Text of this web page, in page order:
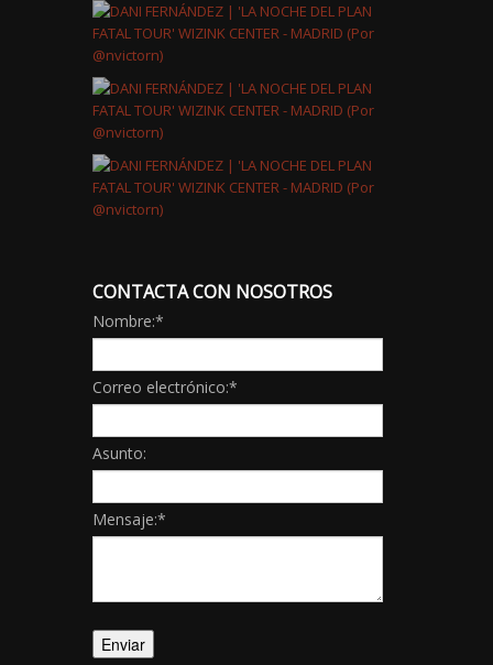
CONTACTA CON NOSOTROS
Nombre:*
Correo electrónico:*
Asunto:
Mensaje:*